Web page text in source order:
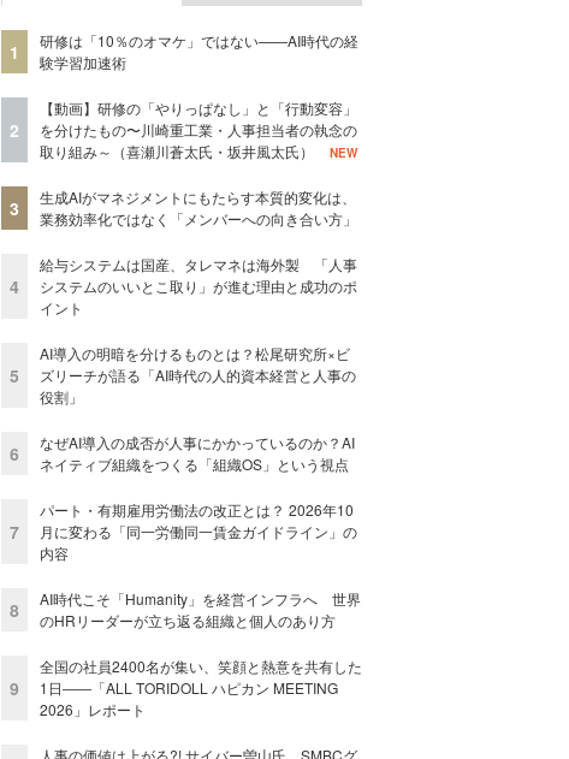
1
研修は「10％のオマケ」ではない——AI時代の経
験学習加速術
2
【動画】研修の「やりっぱなし」と「行動変容」
を分けたもの〜川崎重工業・人事担当者の執念の
取り組み～（喜瀬川蒼太氏・坂井風太氏）
NEW
3
生成AIがマネジメントにもたらす本質的変化は、
業務効率化ではなく「メンバーへの向き合い方」
4
給与システムは国産、タレマネは海外製 「人事
システムのいいとこ取り」が進む理由と成功のポ
イント
5
AI導入の明暗を分けるものとは？松尾研究所×ビ
ズリーチが語る「AI時代の人的資本経営と人事の
役割」
6
なぜAI導入の成否が人事にかかっているのか？AI
ネイティブ組織をつくる「組織OS」という視点
7
パート・有期雇用労働法の改正とは？ 2026年10
月に変わる「同一労働同一賃金ガイドライン」の
内容
8
AI時代こそ「Humanity」を経営インフラへ 世界
のHRリーダーが立ち返る組織と個人のあり方
9
全国の社員2400名が集い、笑顔と熱意を共有した
1日――「ALL TORIDOLL ハピカン MEETING
2026」レポート
人事の価値は上がる?! サイバー曽山氏、SMBCグ